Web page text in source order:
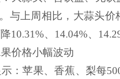
与上周相比，大蒜头
10.31%、14.04%、
价格小幅波动
：苹果、香蕉、梨每